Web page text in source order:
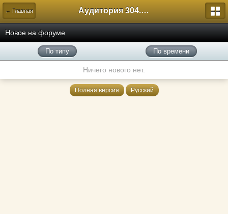
← Главная Аудитория 304. История России
Новое на форуме
По типу По времени
Ничего нового нет.
Полная версия Русский